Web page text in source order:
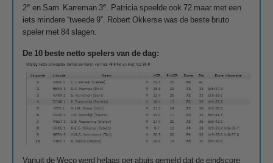
2e en Sam Karreman 3e
. Patricia speelde ook 72 maar met een
iets mindere “tweede 9”. Robert Okkerse was de beste bruto
speler met 84 slagen.
De 10 beste netto spelers van de dag:
Vanuit de Weco werd helaas per abuis gemeld dat de eindscore